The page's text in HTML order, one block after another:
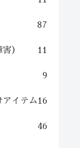
87
） 11
9
アイテム16
46